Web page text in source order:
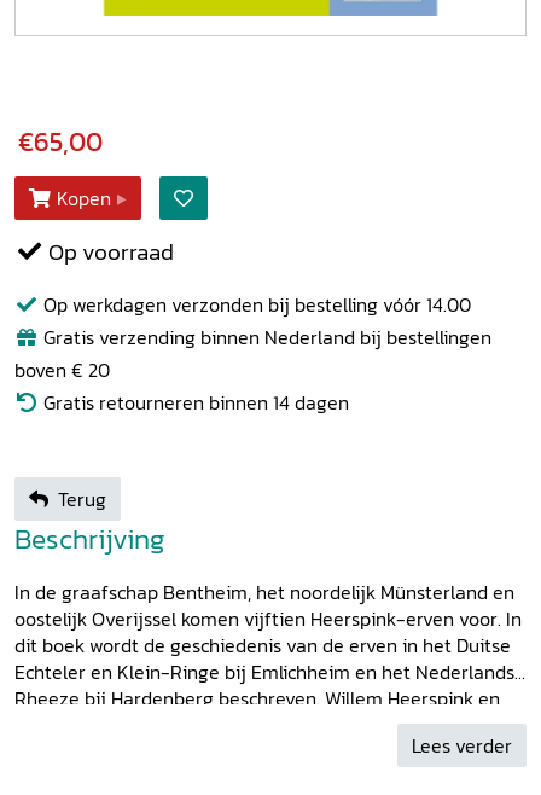
€65,00
Kopen
Op voorraad
Op werkdagen verzonden bij bestelling vóór 14.00
Gratis verzending binnen Nederland bij bestellingen
boven € 20
Gratis retourneren binnen 14 dagen
Terug
Beschrijving
In de graafschap Bentheim, het noordelijk Münsterland en
oostelijk Overijssel komen vijftien Heerspink-erven voor. In
dit boek wordt de geschiedenis van de erven in het Duitse
Echteler en Klein-Ringe bij Emlichheim en het Nederlandse
Rheeze bij Hardenberg beschreven. Willem Heerspink en
Bert Finke belichten de opvolging in eigenaren, leenheren
en leenmannen, waaronder graven van Bentheim,Lees verder